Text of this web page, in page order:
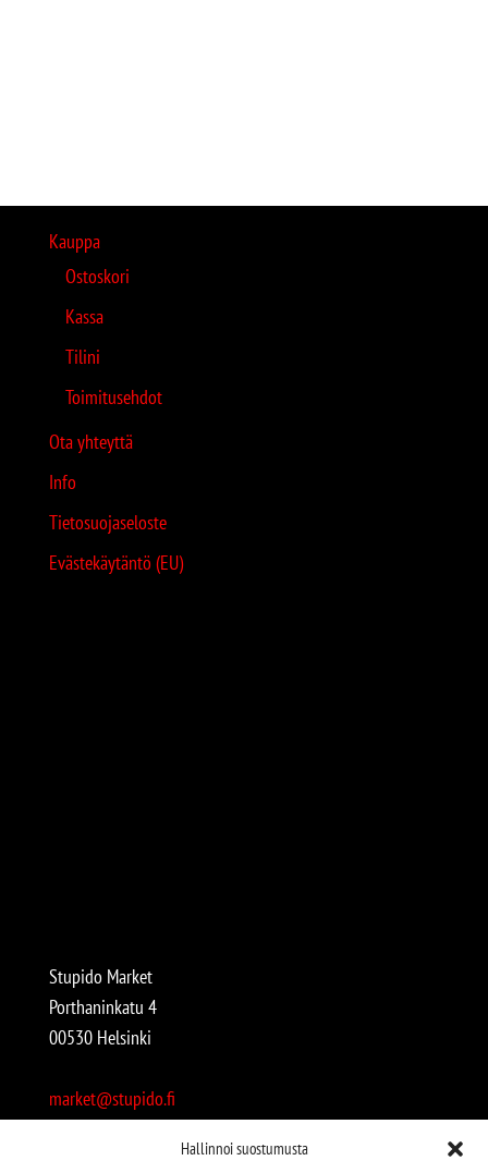
Hallinnoi suostumusta
Kauppa
Ostoskori
Kassa
Tilini
Toimitusehdot
Ota yhteyttä
Info
Tietosuojaseloste
Evästekäytäntö (EU)
Stupido Market
Porthaninkatu 4
00530 Helsinki
market@stupido.fi